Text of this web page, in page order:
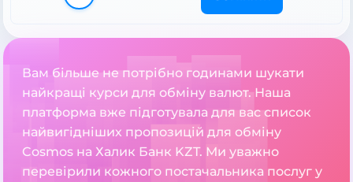
Вам більше не потрібно годинами шукати
найкращі курси для обміну валют. Наша
платформа вже підготувала для вас список
найвигідніших пропозицій для обміну
Cosmos на Халик Банк KZT. Ми уважно
перевірили кожного постачальника послуг у